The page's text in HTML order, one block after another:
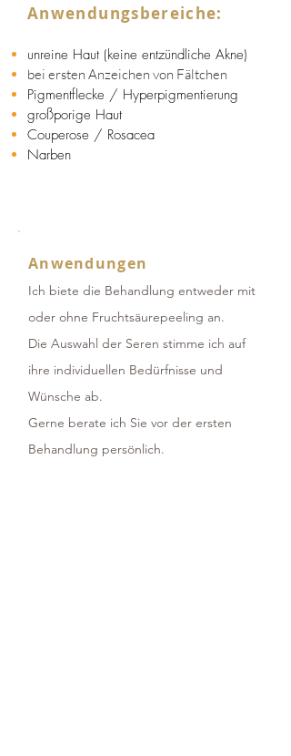
Anwendungsbereiche:
unreine Haut (keine entzündliche Akne)
bei ersten Anzeichen von Fältchen
Pigmentflecke / Hyperpigmentierung
großporige Haut
Couperose / Rosacea
Narben
Anwendungen
Ich biete die Behandlung entweder mit
oder ohne Fruchtsäurepeeling an.
Die Auswahl der Seren stimme ich auf
ihre individuellen Bedürfnisse und
Wünsche ab.
Gerne berate ich Sie vor der ersten
Behandlung persönlich.